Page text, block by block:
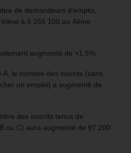
de demandeurs d’emploi,
à 6 255 100 au 4ème
augmenté de +1,5%.
le nombre des inscrits (sans
un emploi) a augmenté de
des inscrits tenus de
ou C) aura augmenté de 97 200